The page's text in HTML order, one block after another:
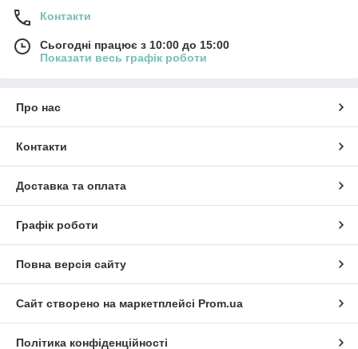
Контакти
Сьогодні працює з 10:00 до 15:00
Показати весь графік роботи
Про нас
Контакти
Доставка та оплата
Графік роботи
Повна версія сайту
Сайт створено на маркетплейсі Prom.ua
Політика конфіденційності